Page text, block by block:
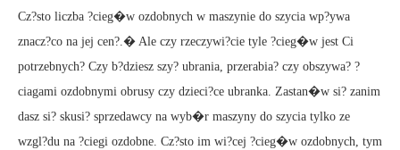
Cz?sto liczba ?cieg�w ozdobnych w maszynie do szycia wp?ywa
znacz?co na jej cen?.� Ale czy rzeczywi?cie tyle ?cieg�w jest Ci
potrzebnych? Czy b?dziesz szy? ubrania, przerabia? czy obszywa? ?
ciagami ozdobnymi obrusy czy dzieci?ce ubranka. Zastan�w si? zanim
dasz si? skusi? sprzedawcy na wyb�r maszyny do szycia tylko ze
wzgl?du na ?ciegi ozdobne. Cz?sto im wi?cej ?cieg�w ozdobnych, tym